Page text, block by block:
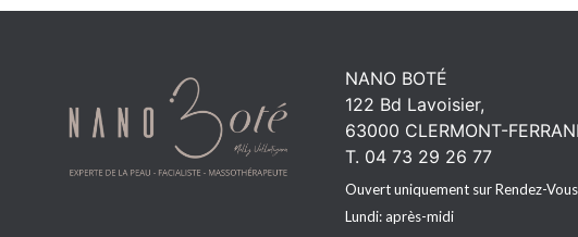
NANO BOTÉ
122 Bd Lavoisier,
63000 CLERMONT-
T. 04 73 29 26 77
Ouvert uniquement sur Rendez-
Lundi: après-midi